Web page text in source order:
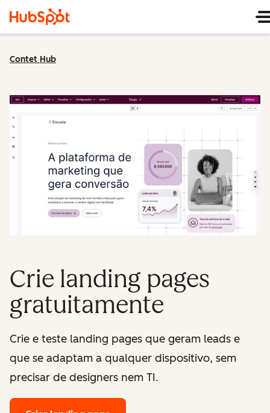
Contet Hub
Crie landing pages
gratuitamente
Crie e teste landing pages que geram leads e
que se adaptam a qualquer dispositivo, sem
precisar de designers nem TI.